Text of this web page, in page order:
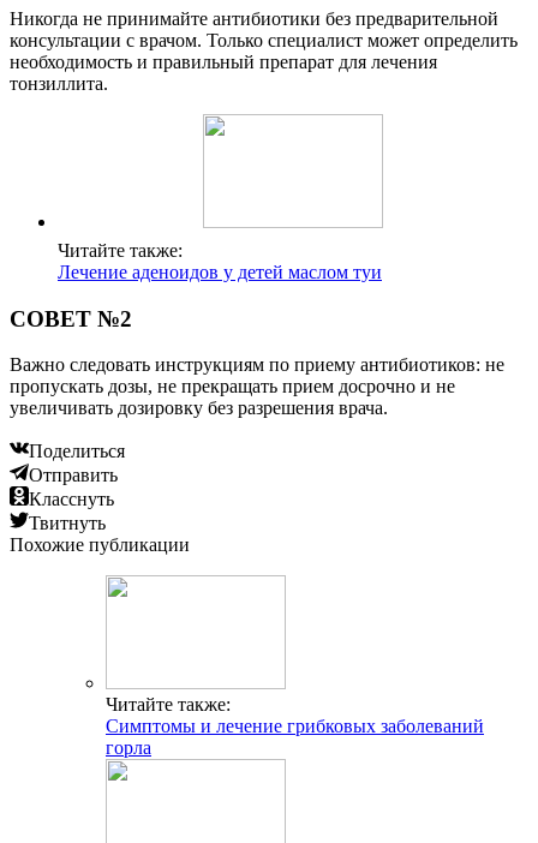
Никогда не принимайте антибиотики без предварительной
консультации с врачом. Только специалист может определить
необходимость и правильный препарат для лечения
тонзиллита.
Читайте также:
Лечение аденоидов у детей маслом туи
СОВЕТ №2
Важно следовать инструкциям по приему антибиотиков: не
пропускать дозы, не прекращать прием досрочно и не
увеличивать дозировку без разрешения врача.
Поделиться
Отправить
Класснуть
Твитнуть
Похожие публикации
Читайте также:
Симптомы и лечение грибковых заболеваний
горла